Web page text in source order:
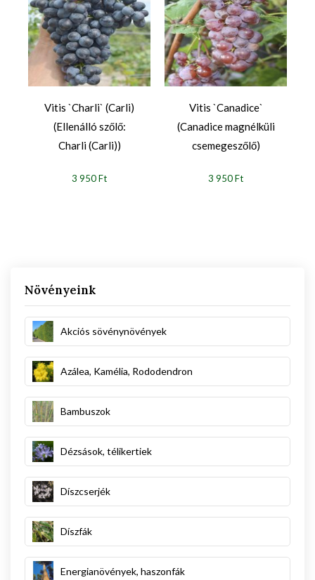
Növényeink
Akciós sövénynövények
Azálea, Kamélia, Rododendron
Bambuszok
Dézsások, télikertiek
Díszcserjék
Díszfák
Energianövények, haszonfák
Vitis `Charli` (Carli)
(Ellenálló szőlő:
Charli (Carli))
3 950 Ft
Vitis `Canadice`
(Canadice magnélküli
csemegeszőlő)
3 950 Ft